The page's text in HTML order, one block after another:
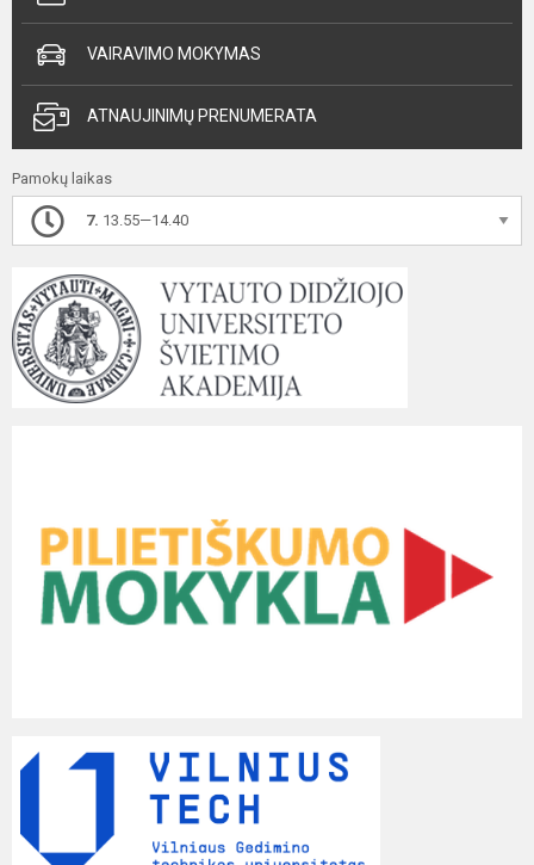
VAIRAVIMO MOKYMAS
ATNAUJINIMŲ PRENUMERATA
Pamokų laikas
7. 13.55—14.40